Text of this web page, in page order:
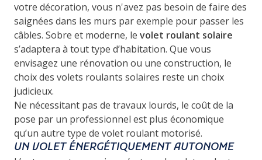
votre décoration, vous n'avez pas besoin de faire des
saignées dans les murs par exemple pour passer les
câbles. Sobre et moderne, le volet roulant solaire
s’adaptera à tout type d’habitation. Que vous
envisagez une rénovation ou une construction, le
choix des volets roulants solaires reste un choix
judicieux.
Ne nécessitant pas de travaux lourds, le coût de la
pose par un professionnel est plus économique
qu’un autre type de volet roulant motorisé.
UN VOLET ÉNERGÉTIQUEMENT AUTONOME